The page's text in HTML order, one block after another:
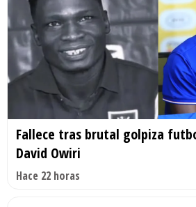
Fallece tras brutal golpiza
David Owiri
Hace 22 horas